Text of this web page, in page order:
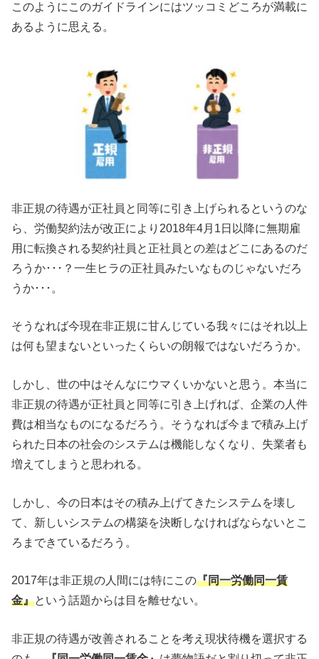
このようにこのガイドラインにはツッコミどころが満載に
あるように思える。
非正規の待遇が正社員と同等に引き上げられるというのな
ら、労働契約法が改正により2018年4月1日以降に無期雇
用に転換される契約社員と正社員との差はどこにあるのだ
ろうか･･･？一生ヒラの正社員みたいなものじゃないだろ
うか･･･。
そうなれば今現在非正規に甘んじている我々にはそれ以上
は何も望まないといったくらいの朗報ではないだろうか。
しかし、世の中はそんなにウマくいかないと思う。本当に
非正規の待遇が正社員と同等に引き上げれば、企業の人件
費は相当なものになるだろう。そうなれば今まで積み上げ
られた日本の社会のシステムは機能しなくなり、失業者も
増えてしまうと思われる。
しかし、今の日本はその積み上げてきたシステムを壊し
て、新しいシステムの構築を決断しなければならないとこ
ろまできているだろう。
2017年は非正規の人間には特にこの『同一労働同一賃
金』という話題からは目を離せない。
非正規の待遇が改善されることを考え現状待機を選択する